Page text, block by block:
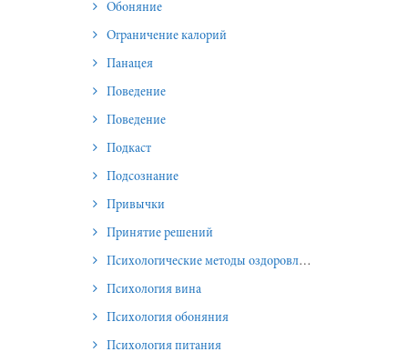
Обоняние
Ограничение калорий
Панацея
Поведение
Поведение
Подкаст
Подсознание
Привычки
Принятие решений
Психологические методы оздоровления и омоложения
Психология вина
Психология обоняния
Психология питания